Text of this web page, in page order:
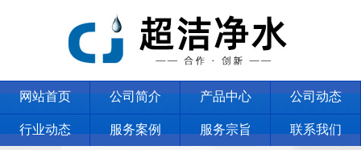
网站首页 公司简介 产品中心 公司动态
行业动态 服务案例 服务宗旨 联系我们